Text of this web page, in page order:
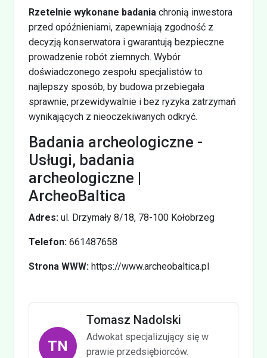
Rzetelnie wykonane badania chronią inwestora
przed opóźnieniami, zapewniają zgodność z
decyzją konserwatora i gwarantują bezpieczne
prowadzenie robót ziemnych. Wybór
doświadczonego zespołu specjalistów to
najlepszy sposób, by budowa przebiegała
sprawnie, przewidywalnie i bez ryzyka zatrzymań
wynikających z nieoczekiwanych odkryć.
Badania archeologiczne -
Usługi, badania
archeologiczne |
ArcheoBaltica
Adres: ul. Drzymały 8/18, 78-100 Kołobrzeg
Telefon: 661487658
Strona WWW: https://www.archeobaltica.pl
TN
Tomasz Nadolski
Adwokat specjalizujący się w
prawie przedsiębiorców.